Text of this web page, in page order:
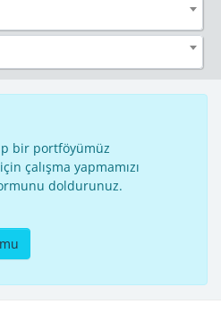
bir portföyümüz
çalışma yapmamızı
doldurunuz.